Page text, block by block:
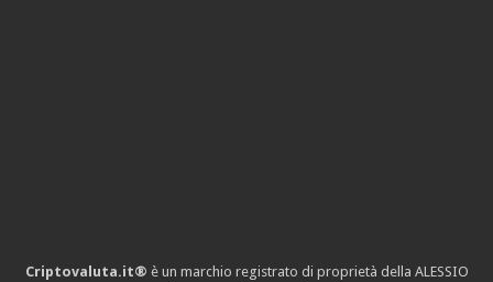
Criptovaluta.it® è un marchio registrato di proprietà della ALESSIO